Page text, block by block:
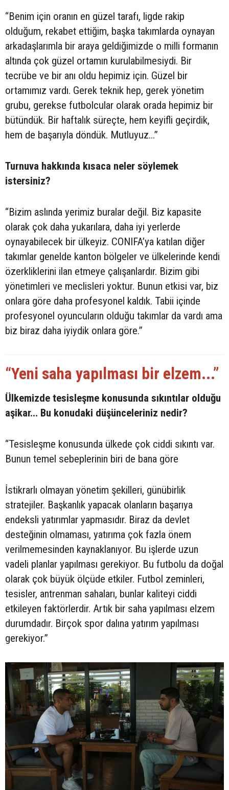
“Benim için oranın en güzel tarafı, ligde rakip
olduğum, rekabet ettiğim, başka takımlarda oynayan
arkadaşlarımla bir araya geldiğimizde o milli formanın
altında çok güzel ortamın kurulabilmesiydi. Bir
tecrübe ve bir anı oldu hepimiz için. Güzel bir
ortamımız vardı. Gerek teknik hep, gerek yönetim
grubu, gerekse futbolcular olarak orada hepimiz bir
bütündük. Bir haftalık süreçte, hem keyifli geçirdik,
hem de başarıyla döndük. Mutluyuz...”
Turnuva hakkında kısaca neler söylemek
istersiniz?
“Bizim aslında yerimiz buralar değil. Biz kapasite
olarak çok daha yukarılara, daha iyi yerlerde
oynayabilecek bir ülkeyiz. CONIFA’ya katılan diğer
takımlar genelde kanton bölgeler ve ülkelerinde kendi
özerkliklerini ilan etmeye çalışanlardır. Bizim gibi
yönetimleri ve meclisleri yoktur. Bunun etkisi var, biz
onlara göre daha profesyonel kaldık. Tabii içinde
profesyonel oyuncuların olduğu takımlar da vardı ama
biz biraz daha iyiydik onlara göre.”
“Yeni saha yapılması bir elzem...”
Ülkemizde tesisleşme konusunda sıkıntılar olduğu
aşikar... Bu konudaki düşünceleriniz nedir?
“Tesisleşme konusunda ülkede çok ciddi sıkıntı var.
Bunun temel sebeplerinin biri de bana göre
İstikrarlı olmayan yönetim şekilleri, günübirlik
stratejiler. Başkanlık yapacak olanların başarıya
endeksli yatırımlar yapmasıdır. Biraz da devlet
desteğinin olmaması, yatırıma çok fazla önem
verilmemesinden kaynaklanıyor. Bu işlerde uzun
vadeli planlar yapılması gerekiyor. Bu futbolu da doğal
olarak çok büyük ölçüde etkiler. Futbol zeminleri,
tesisler, antrenman sahaları, bunlar kaliteyi ciddi
etkileyen faktörlerdir. Artık bir saha yapılması elzem
durumdadır. Birçok spor dalına yatırım yapılması
gerekiyor.”